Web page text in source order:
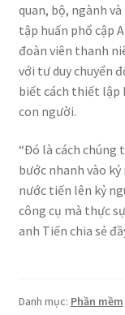
quan, bộ, ngành
tập huấn phổ cập
đoàn viên thanh
với tư duy chuyển
biết cách thiết lập
con người.
“Đó là cách chúng
bước nhanh vào
nước tiến lên kỷ
công cụ mà thực
anh Tiến chia sẻ
Danh mục: Phần mềm